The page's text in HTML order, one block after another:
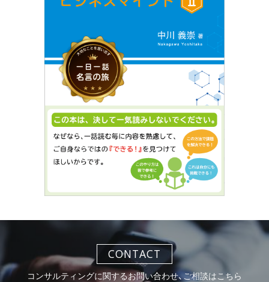
CONTACT
コンサルティングに関するお問い合わせ、ご相談はこちら